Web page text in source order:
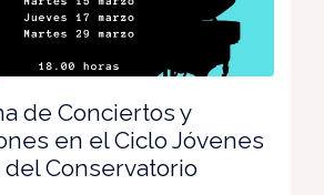
de Conciertos y
en el Ciclo Jóvenes
Conservatorio